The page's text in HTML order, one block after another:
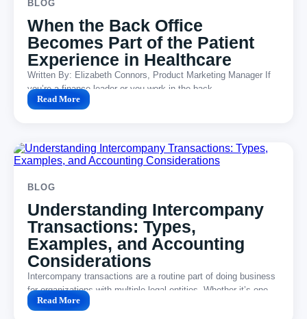
BLOG
When the Back Office
Becomes Part of the Patient
Experience in Healthcare
Written By: Elizabeth Connors, Product Marketing Manager If
you’re a finance leader or you work in the back...
Read More
BLOG
Understanding Intercompany
Transactions: Types,
Examples, and Accounting
Considerations
Intercompany transactions are a routine part of doing business
for organizations with multiple legal entities. Whether it’s one...
Read More